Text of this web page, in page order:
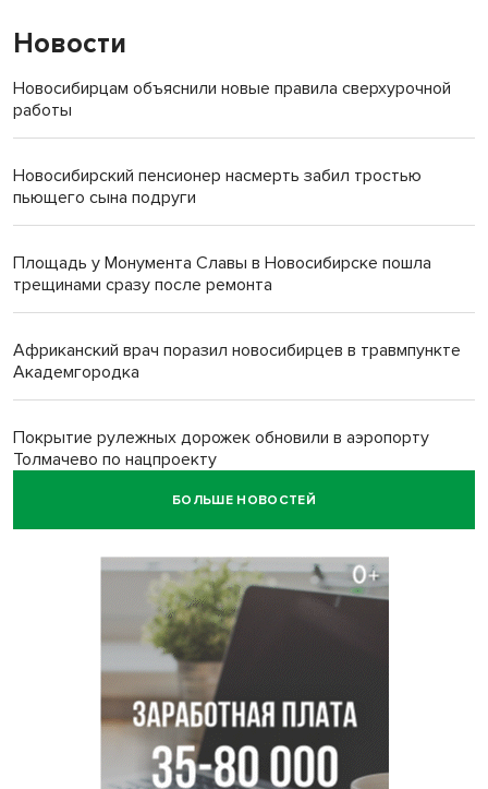
Новости
Новосибирцам объяснили новые правила сверхурочной
работы
Новосибирский пенсионер насмерть забил тростью
пьющего сына подруги
Площадь у Монумента Славы в Новосибирске пошла
трещинами сразу после ремонта
Африканский врач поразил новосибирцев в травмпункте
Академгородка
Покрытие рулежных дорожек обновили в аэропорту
Толмачево по нацпроекту
БОЛЬШЕ НОВОСТЕЙ